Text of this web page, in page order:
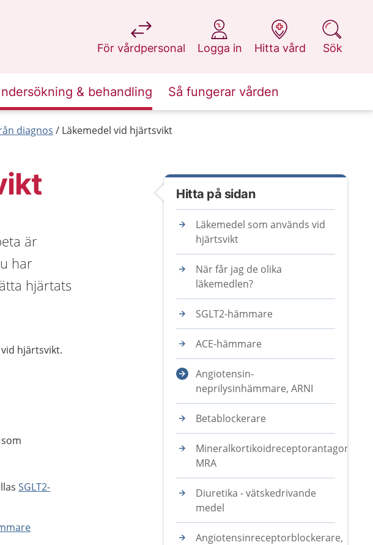
För vårdpersonal
på 1177.se
Logga in
på 1177.se
Hitta vård
på 1177.se
Sök
på 1177.se
& behandling Så fungerar vården
diagnos Läkemedel vid hjärtsvikt
är
har
hjärtats
hjärtsvikt.
SGLT2-
Hitta på sidan
Läkemedel som används vid
hjärtsvikt
När får jag de olika
läkemedlen?
SGLT2-hämmare
ACE-hämmare
Angiotensin-
neprilysinhämmare, ARNI
Betablockerare
Mineralkortikoidreceptorantagonister,
MRA
Diuretika - vätskedrivande
medel
Angiotensinreceptorblockerare,